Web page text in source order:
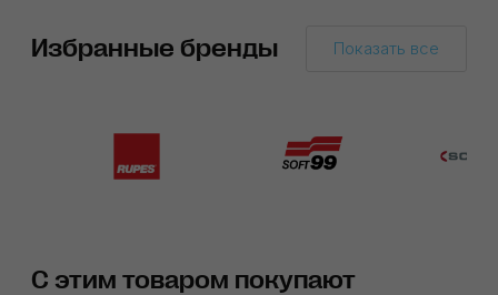
Избранные бренды Показать все
С этим товаром покупают